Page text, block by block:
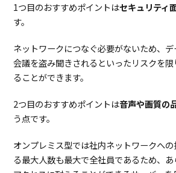
1つ目のおすすめポイントはセキュリティ
す。
ネットワークにつなぐ必要がないため、
会議を盗み聞きされるといったリスクを
ることができます。
2つ目のおすすめポイントは音声や画質の
う点です。
オンプレミス型では社内ネットワークへ
る最大人数も最大で全社員であるため、